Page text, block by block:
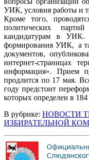
УИК, условия работы и
Кроме того,
политических
кандидатурам в УИК.
формирования УИК, а
документов,
интернет-страницах
информация». Прием
продлится по 17 мая.
году предстоит
которых определен в 184
В рубрике: НОВОСТИ
ИЗБИРАТЕЛЬНОЙ